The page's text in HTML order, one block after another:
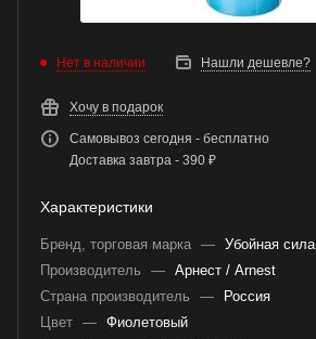
Нет в наличии Нашли дешевле?
Хочу в подарок
Самовывоз сегодня - бесплатно
Доставка завтра - 390 ₽
Характеристики
Бренд, торговая марка — Убойная сила
Производитель
— Арнест / Arnest
Страна производитель
—
Россия
Цвет — Фиолетовый